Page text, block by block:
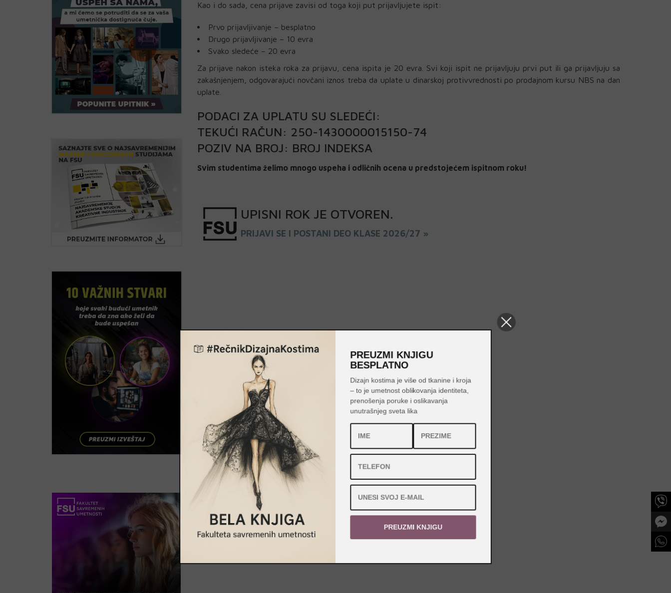
Kao i do sada, cena prijave zavisi od toga koji put prijavljujete ispit:
Prvo prijavljivanje – besplatno
Drugo prijavljivanje – 10 evra
Svako sledeće – 20 evra
Za prijave nakon isteka roka za prijavu, cena ispita je 20 evra. Svi koji ispit ne prijavljuju prvi put ili ga prijavljuju sa
zakašnjenjem, odgovarajući novčani iznos treba da uplate u dinarskoj protivvrednosti po prodajnom kursu NBS na dan
uplate.
PODACI ZA UPLATU SU SLEDEĆI:
TEKUĆI RAČUN: 250-1430000015150-74
POZIV NA BROJ: BROJ INDEKSA
Svim studentima želimo mnogo uspeha i odličnih ocena u predstojećem ispitnom roku!
UPISNI ROK JE OTVOREN.
PRIJAVI SE I POSTANI DEO KLASE 2026/27 »
PREUZMI KNJIGU
BESPLATNO
Dizajn kostima je više od tkanine i kroja
– to je umetnost oblikovanja identiteta,
prenošenja poruke i oslikavanja
unutrašnjeg sveta lika
PREUZMI KNJIGU